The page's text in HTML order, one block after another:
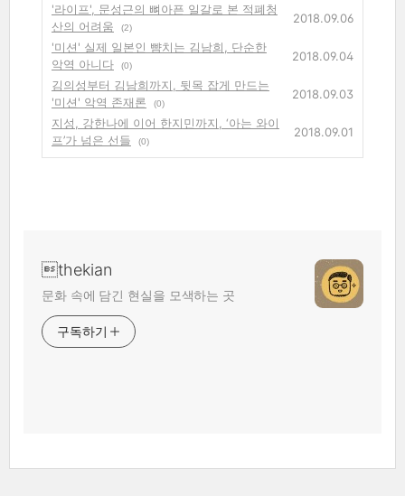
'라이프', 문성근의 뼈아픈 일갈로 본 적폐청
산의 어려움
(2)
2018.09.06
'미션' 실제 일본인 뺨치는 김남희, 단순한
악역 아니다
(0)
2018.09.04
김의성부터 김남희까지, 뒷목 잡게 만드는
'미션' 악역 존재론
(0)
2018.09.03
지성, 강한나에 이어 한지민까지, ‘아는 와이
프’가 넘은 선들
(0)
2018.09.01
thekian
문화 속에 담긴 현실을 모색하는 곳
구독하기